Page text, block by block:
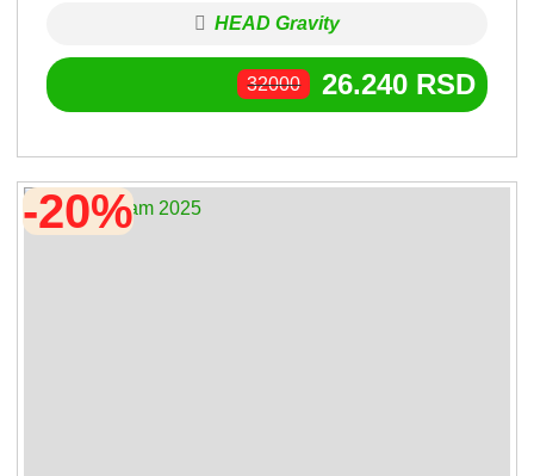
HEAD Gravity
32000 26.240 RSD
-20%